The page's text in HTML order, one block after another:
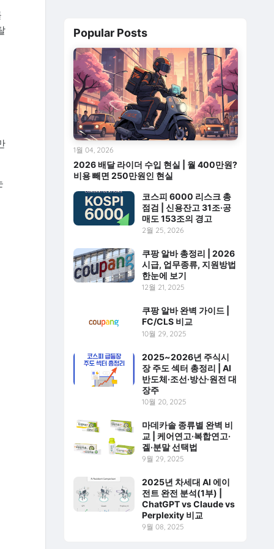
Popular Posts
2026 배달 라이더 수입 현실 | 월 400만원?
비용 빼면 250만원인 현실
1월 04, 2026
코스피 6000 리스크 총
점검 | 신용잔고 31조·공
매도 153조의 경고
2월 25, 2026
쿠팡 알바 총정리 | 2026
시급, 업무종류, 지원방법
한눈에 보기
12월 21, 2025
쿠팡 알바 완벽 가이드 |
FC/CLS 비교
10월 29, 2025
2025~2026년 주식시
장 주도 섹터 총정리 | AI
반도체·조선·방산·원전 대
장주
10월 20, 2025
마데카솔 종류별 완벽 비
교 | 케어연고·복합연고·
겔·분말 선택법
9월 29, 2025
2025년 차세대 AI 에이
전트 완전 분석(1부) |
ChatGPT vs Claude vs
Perplexity 비교
9월 08, 2025